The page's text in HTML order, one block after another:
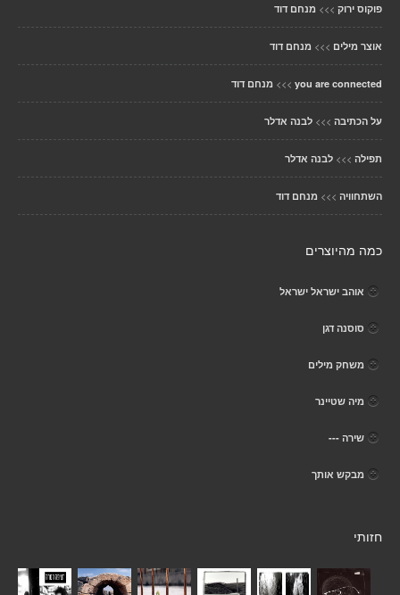
פוקוס ירוק >>> מנחם דוד
אוצר מילים >>> מנחם דוד
you are connected
>>> מנחם דוד
על הכתיבה >>> לבנה אדלר
תפילה >>> לבנה אדלר
השתחוויה >>> מנחם דוד
כמה מהיוצרים
אוהב ישראל ישראל
סוסנה דגן
משחק מילים
מיה שטיינר
שירה ---
מבקש אותך
חזותי